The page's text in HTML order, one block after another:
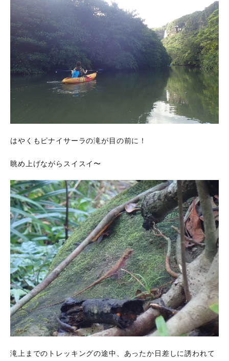
はやくもピナイサーラの滝が目の前に！
眺め上げながらスイスイ〜
滝上までのトレッキングの途中、あったか日差しに誘われて